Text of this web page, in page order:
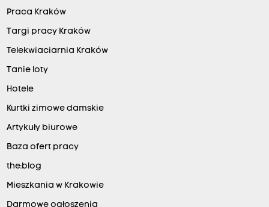
Praca Kraków
Targi pracy Kraków
Telekwiaciarnia Kraków
Tanie loty
Hotele
Kurtki zimowe damskie
Artykuły biurowe
Baza ofert pracy
the:blog
Mieszkania w Krakowie
Darmowe ogłoszenia